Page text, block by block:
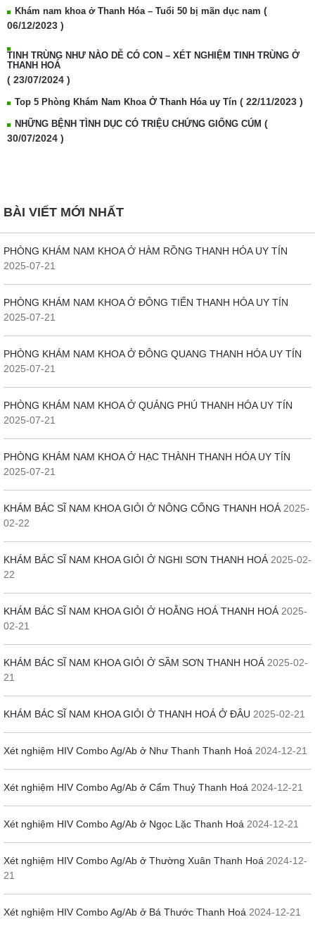
Khám nam khoa ở Thanh Hóa – Tuổi 50 bị mãn dục nam (
06/12/2023 )
TINH TRÙNG NHƯ NÀO DỄ CÓ CON – XÉT NGHIỆM TINH TRÙNG Ở
THANH HOÁ
( 23/07/2024 )
Top 5 Phòng Khám Nam Khoa Ở Thanh Hóa uy Tín ( 22/11/2023 )
NHỮNG BỆNH TÌNH DỤC CÓ TRIỆU CHỨNG GIỐNG CÚM (
30/07/2024 )
BÀI VIẾT MỚI NHẤT
PHÒNG KHÁM NAM KHOA Ở HÀM RỒNG THANH HÓA UY TÍN
2025-07-21
PHÒNG KHÁM NAM KHOA Ở ĐÔNG TIẾN THANH HÓA UY TÍN
2025-07-21
PHÒNG KHÁM NAM KHOA Ở ĐÔNG QUANG THANH HÓA UY TÍN
2025-07-21
PHÒNG KHÁM NAM KHOA Ở QUẢNG PHÚ THANH HÓA UY TÍN
2025-07-21
PHÒNG KHÁM NAM KHOA Ở HẠC THÀNH THANH HÓA UY TÍN
2025-07-21
KHÁM BÁC SĨ NAM KHOA GIỎI Ở NÔNG CỐNG THANH HOÁ 2025-
02-22
KHÁM BÁC SĨ NAM KHOA GIỎI Ở NGHI SƠN THANH HOÁ 2025-02-
22
KHÁM BÁC SĨ NAM KHOA GIỎI Ở HOẰNG HOÁ THANH HOÁ 2025-
02-21
KHÁM BÁC SĨ NAM KHOA GIỎI Ở SẦM SƠN THANH HOÁ 2025-02-
21
KHÁM BÁC SĨ NAM KHOA GIỎI Ở THANH HOÁ Ở ĐÂU 2025-02-21
Xét nghiệm HIV Combo Ag/Ab ở Như Thanh Thanh Hoá 2024-12-21
Xét nghiệm HIV Combo Ag/Ab ở Cẩm Thuỷ Thanh Hoá 2024-12-21
Xét nghiệm HIV Combo Ag/Ab ở Ngọc Lặc Thanh Hoá 2024-12-21
Xét nghiệm HIV Combo Ag/Ab ở Thường Xuân Thanh Hoá 2024-12-
21
Xét nghiệm HIV Combo Ag/Ab ở Bá Thước Thanh Hoá 2024-12-21